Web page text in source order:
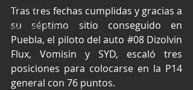
Fórmula 2
NASCAR México
Tras tres fechas cumplidas y gracias a
su séptimo sitio conseguido en
Puebla, el piloto del auto #08 Dizolvin
Flux, Vomisin y SYD, escaló tres
posiciones para colocarse en la P14
general con 76 puntos.